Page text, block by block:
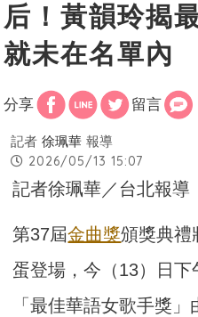
后！黃韻玲揭
就未在名單內
分享 留言
記者 徐珮華 報導
2026/05/13 15:07
記者徐珮華／台北報導
第37屆金曲獎頒獎典禮
蛋登場，今（13）日下
「最佳華語女歌手獎